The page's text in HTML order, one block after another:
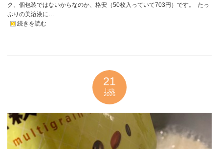
ク、個包装ではないからなのか、格安（50枚入っていて703円）です。 たっ
ぷりの美溶液に…
続きを読む
21
Feb
2026